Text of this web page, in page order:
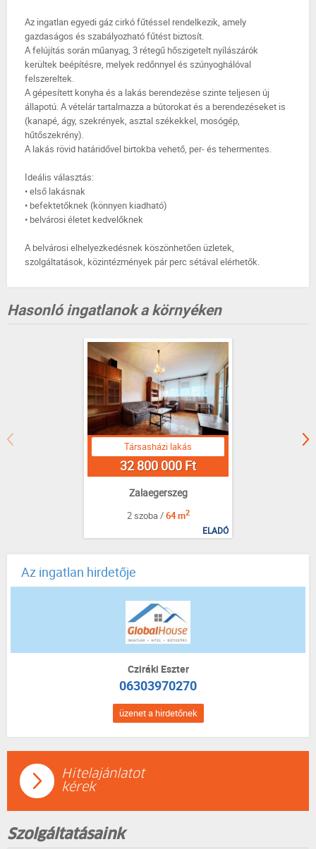
Az ingatlan egyedi gáz cirkó fűtéssel rendelkezik, amely
gazdaságos és szabályozható fűtést biztosít.
A felújítás során műanyag, 3 rétegű hőszigetelt nyílászárók
kerültek beépítésre, melyek redőnnyel és szúnyoghálóval
felszereltek.
A gépesített konyha és a lakás berendezése szinte teljesen új
állapotú. A vételár tartalmazza a bútorokat és a berendezéseket is
(kanapé, ágy, szekrények, asztal székekkel, mosógép,
hűtőszekrény).
A lakás rövid határidővel birtokba vehető, per- és tehermentes.
Ideális választás:
• első lakásnak
• befektetőknek (könnyen kiadható)
• belvárosi életet kedvelőknek
A belvárosi elhelyezkedésnek köszönhetően üzletek,
szolgáltatások, közintézmények pár perc sétával elérhetők.
Hasonló ingatlanok a környéken
Társasházi lakás
32 800 000 Ft
Zalaegerszeg
2 szoba / 64 m2
ELADÓ
Az ingatlan hirdetője
Cziráki Eszter
06303970270
üzenet a hirdetőnek
Hitelajánlatot
kérek
Szolgáltatásaink